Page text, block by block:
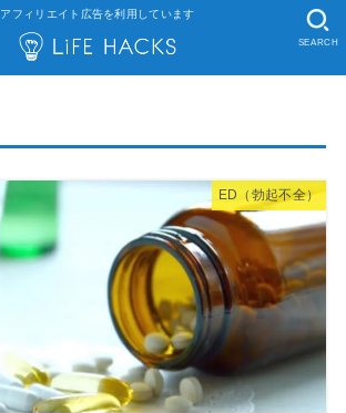
アフィリエイト広告を利用しています
SEARCH
ED（勃起不全）